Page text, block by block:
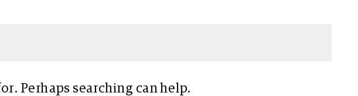
Perhaps searching can help.